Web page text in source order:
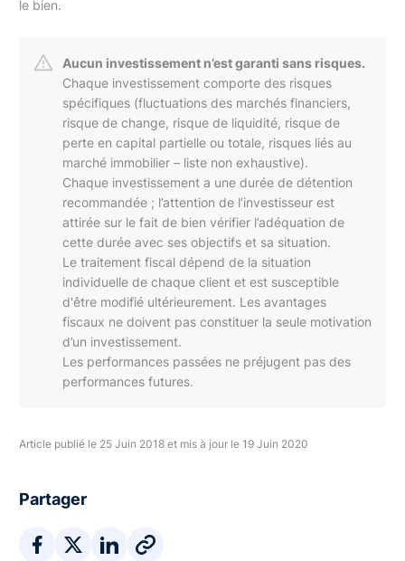
le bien.
Aucun investissement n’est garanti sans risques.
Chaque investissement comporte des risques
spécifiques (fluctuations des marchés financiers,
risque de change, risque de liquidité, risque de
perte en capital partielle ou totale, risques liés au
marché immobilier – liste non exhaustive).
Chaque investissement a une durée de détention
recommandée ; l’attention de l’investisseur est
attirée sur le fait de bien vérifier l’adéquation de
cette durée avec ses objectifs et sa situation.
Le traitement fiscal dépend de la situation
individuelle de chaque client et est susceptible
d'être modifié ultérieurement. Les avantages
fiscaux ne doivent pas constituer la seule motivation
d’un investissement.
Les performances passées ne préjugent pas des
performances futures.
Article publié le 25 Juin 2018 et mis à jour le 19 Juin 2020
Partager